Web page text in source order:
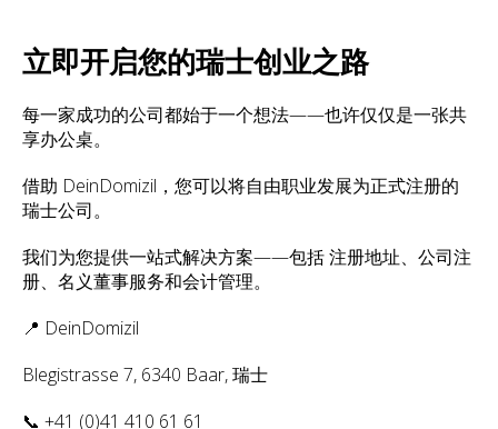
立即开启您的瑞士创业之路
每一家成功的公司都始于一个想法——也许仅仅是一张共
享办公桌。
借助 DeinDomizil，您可以将自由职业发展为正式注册的
瑞士公司。
我们为您提供一站式解决方案——包括 注册地址、公司注
册、名义董事服务和会计管理。
📍 DeinDomizil
Blegistrasse 7, 6340 Baar, 瑞士
📞 +41 (0)41 410 61 61